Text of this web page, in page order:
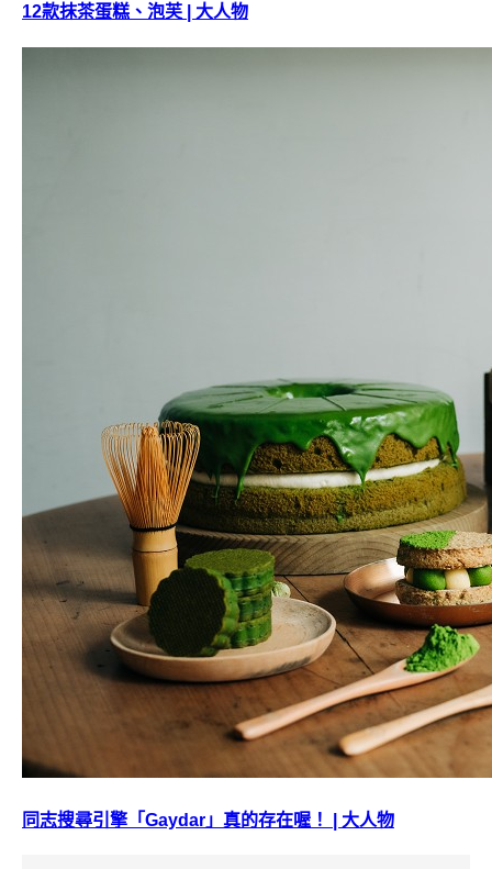
12款抹茶蛋糕、泡芙 | 大人物
同志搜尋引擎「Gaydar」真的存在喔！ | 大人物